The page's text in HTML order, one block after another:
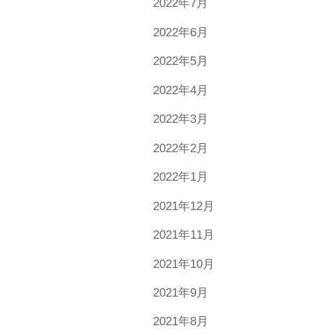
2022年7月
2022年6月
2022年5月
2022年4月
2022年3月
2022年2月
2022年1月
2021年12月
2021年11月
2021年10月
2021年9月
2021年8月